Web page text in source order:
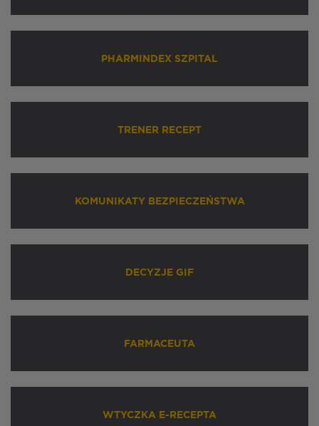
PHARMINDEX SZPITAL
TRENER RECEPT
KOMUNIKATY BEZPIECZEŃSTWA
DECYZJE GIF
FARMACEUTA
WTYCZKA E-RECEPTA